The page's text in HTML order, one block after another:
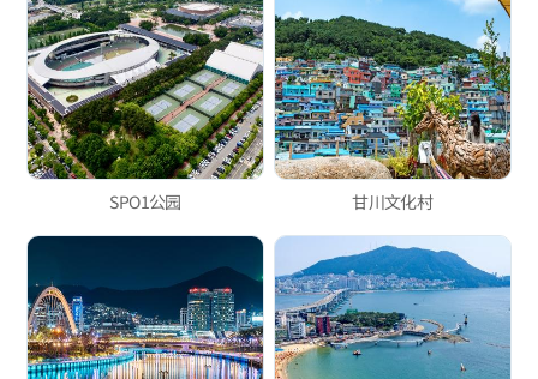
SPO1公园 甘川文化村